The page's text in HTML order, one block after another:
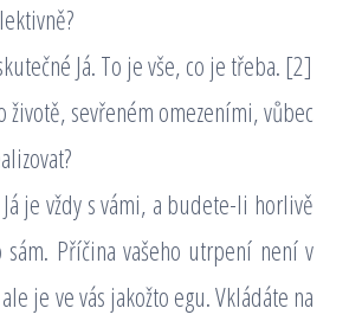
Já. To je vše, co je třeba. [2]
životě, sevřeném omezeními, vůbec
je vždy s vámi, a budete-li horlivě
Příčina vašeho utrpení není v
je ve vás jakožto egu. Vkládáte na